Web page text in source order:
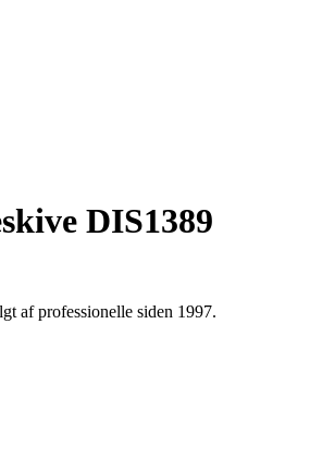
DIS1389
af professionelle siden 1997.